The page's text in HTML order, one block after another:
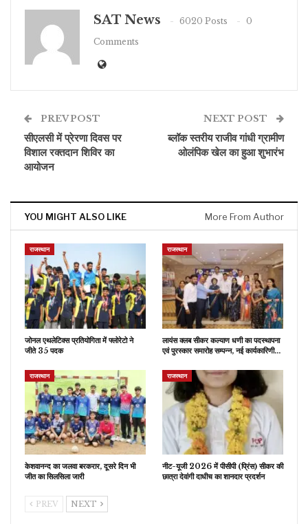
SAT News 6020 Posts
0
Comments
PREV POST
सीएलसी में प्रेरणा दिवस पर
विशाल रक्तदान शिविर का
आयोजन
NEXT POST
ब्लॉक स्तरीय राजीव गांधी ग्रामीण
ओलंपिक खेल का हुआ शुभारंभ
YOU MIGHT ALSO LIKE More From Author
राजस्थान
जोनल एथलेटिक्स प्रतियोगिता में फ्लोरेटो ने
जीते 35 पदक
राजस्थान
लायंस क्लब सीकर कल्याण धणी का पदस्थापना
एवं पुरस्कार समारोह सम्पन्न, नई कार्यकारिणी…
राजस्थान
केशवानन्द का जलवा बरकरार, दूसरे दिन भी
जीत का सिलसिला जारी
राजस्थान
नीट-यूजी 2026 में पीसीपी (प्रिंस) सीकर की
छात्रा देवांगी दाधीच का शानदार प्रदर्शन
PREV NEXT